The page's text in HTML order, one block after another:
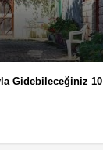
Gidebileceğiniz 10